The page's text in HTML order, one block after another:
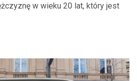
w wieku 20 lat, który jest